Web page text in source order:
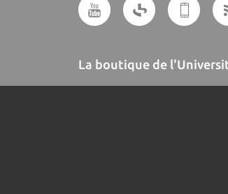
La boutique de